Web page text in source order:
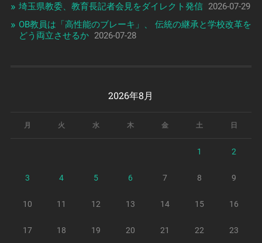
埼玉県教委、教育長記者会見をダイレクト発信 2026-07-29
OB教員は「高性能のブレーキ」、 伝統の継承と学校改革を
どう両立させるか 2026-07-28
2026年8月
月 火 水 木 金 土 日
1 2
3 4 5 6 7 8 9
10 11 12 13 14 15 16
17 18 19 20 21 22 23